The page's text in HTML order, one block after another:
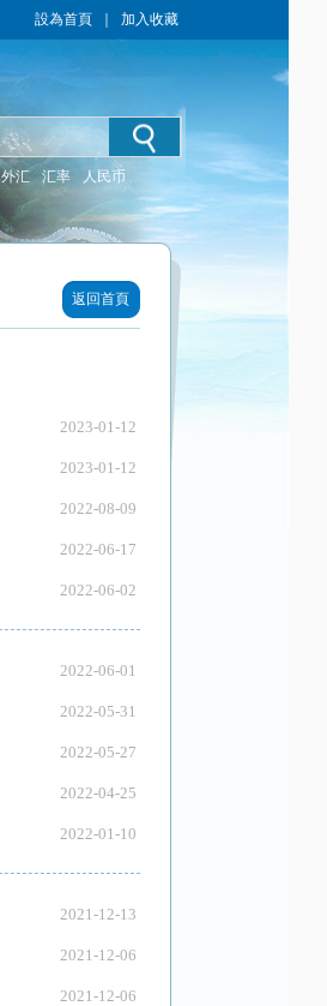
設為首頁 加入收藏
外汇 汇率 人民币
返回首頁
2023-01-12
2023-01-12
2022-08-09
2022-06-17
2022-06-02
2022-06-01
2022-05-31
2022-05-27
2022-04-25
2022-01-10
2021-12-13
2021-12-06
2021-12-06